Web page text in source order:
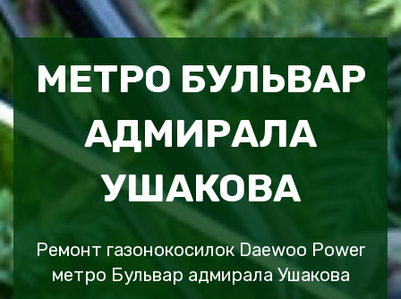
МЕТРО БУЛЬВАР
АДМИРАЛА
УШАКОВА
Ремонт газонокосилок Daewoo Power
метро Бульвар адмирала Ушакова